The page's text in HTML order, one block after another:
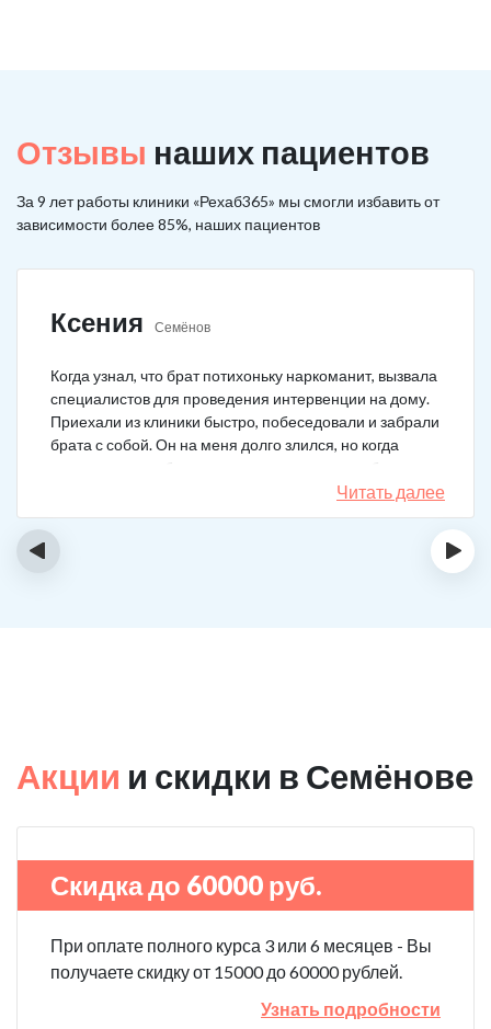
Отзывы наших пациентов
За 9 лет работы клиники «Рехаб365» мы смогли избавить от
зависимости более 85%, наших пациентов
Ксения Семёнов
Когда узнал, что брат потихоньку наркоманит, вызвала
специалистов для проведения интервенции на дому.
Приехали из клиники быстро, побеседовали и забрали
брата с собой. Он на меня долго злился, но когда
понял, что если бы я не пошла на тот шаг, он бы не
выкарабкался. После курса вышел здоровым. Больше
не принимает.
Читать далее
‹ ›
Акции и скидки в Семёнове
Скидка до 60000 руб.
При оплате полного курса 3 или 6 месяцев - Вы
получаете скидку от 15000 до 60000 рублей.
Узнать подробности